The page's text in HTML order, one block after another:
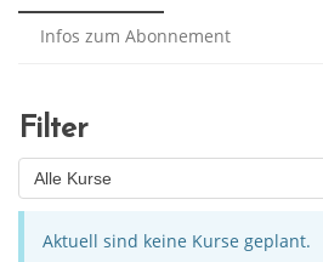
Infos zum Abonnement
Filter
Alle Kurse
Aktuell sind keine Kurse geplant.